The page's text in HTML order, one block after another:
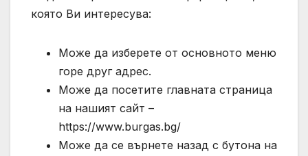
която Ви интересува:
Може да изберете от основното меню
горе друг адрес.
Може да посетите главната страница
на нашият сайт –
https://www.burgas.bg/
Може да се върнете назад с бутона на